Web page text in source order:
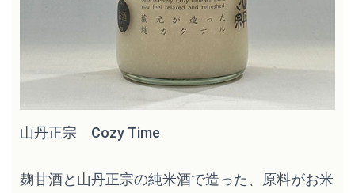
山丹正宗 Cozy Time
麹甘酒と山丹正宗の純米酒で造った、原料がお米